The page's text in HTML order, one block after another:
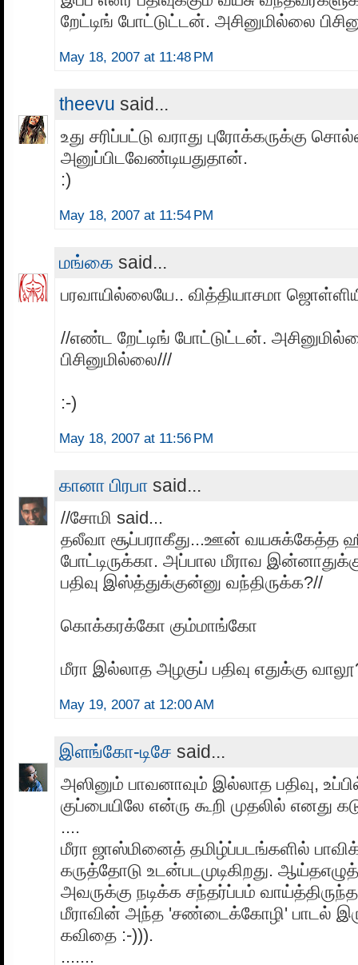
றேட்டிங் போட்டுட்டன். அசினுமில்லை
May 18, 2007 at 11:48 PM
theevu said...
உது சரிப்பட்டு வராது புரோக்கருக்கு
அனுப்பிடவேண்டியதுதான்.
:)
May 18, 2007 at 11:54 PM
மங்கை said...
பரவாயில்லையே.. வித்தியாசமா
//எண்ட றேட்டிங் போட்டுட்டன்.
பிசினுமில்லை///
:-)
May 18, 2007 at 11:56 PM
கானா பிரபா said...
//சோமி said...
தலீவா சூப்பராகீது...ஊன் வயசுக்கேத்த
போட்டிருக்கா. அப்பால மீராவ
பதிவு இஸ்த்துக்குன்னு வந்திருக்க?//
கொக்கரக்கோ கும்மாங்கோ
மீரா இல்லாத அழகுப் பதிவு எதுக்கு
May 19, 2007 at 12:00 AM
இளங்கோ-டிசே said...
அஸினும் பாவனாவும் இல்லாத பதிவு,
குப்பையிலே என்ரு கூறி முதலில் எனது
....
மீரா ஜாஸ்மினைத் தமிழ்ப்படங்களில்
கருத்தோடு உடன்படமுடிகிறது.
அவருக்கு நடிக்க சந்தர்ப்பம்
மீராவின் அந்த 'சண்டைக்கோழி' பாடல்
கவிதை :-))).
.......